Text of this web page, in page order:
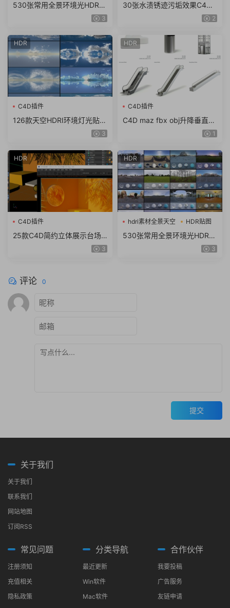
530张常用全景环境光HDR格
式HDR贴图超清图库hdri素材
3
30张水渍锈迹污垢效果C4D
贴图纹理生锈设计2K素材污 2
HDR
C4D插件
126款天空HDRI环境灯光贴图
3d渲染6K素材hdr打光exr格3
HDR
C4D插件
C4D maz fbx obj升降垂直电
梯手扶电梯商场展柜模型带材
1
HDR
C4D插件
25款C4D简约立体展示台场
景模型产品展架海报工程文件
3
HDR
hdri素材全景天空 HDR贴图
530张常用全景环境光HDR格
式HDR贴图超清图库hdri素材
3
评论 0
提交
关于我们
关于我们
联系我们
网站地图
订阅RSS
常见问题
注册须知
充值相关
隐私政策
分类导航
最近更新
Win软件
Mac软件
合作伙伴
我要投稿
广告服务
友链申请